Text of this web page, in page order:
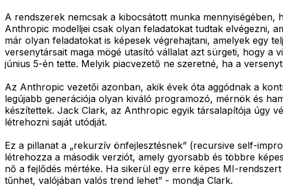
A rendszerek nemcsak a kibocsátott munka mennyiségében,
Anthropic modelljei csak olyan feladatokat tudtak elvégezni,
már olyan feladatokat is képesek végrehajtani, amelyek egy
versenytársait maga mögé utasító vállalat azt sürgeti, hogy a
június 5-én tette. Melyik piacvezető ne szeretné, ha a
Az Anthropic vezetői azonban, akik évek óta aggódnak a
legújabb generációja olyan kiváló programozó, mérnök és
készítettek. Jack Clark, az Anthropic egyik társalapítója úgy
létrehozni saját utódját.
Ez a pillanat a „rekurzív önfejlesztésnek” (recursive self-
létrehozza a második verziót, amely gyorsabb és többre
nő a fejlődés mértéke. Ha sikerül egy erre képes MI-
tűnhet, valójában valós trend lehet” - mondja Clark.